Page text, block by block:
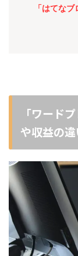
「はてな
「ワード
や収益の